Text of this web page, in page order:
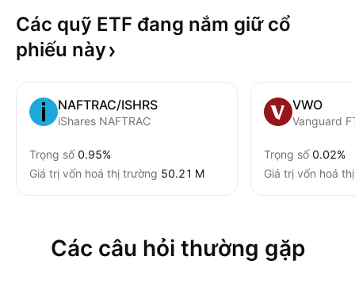
Các quỹ ETF đang nắm giữ cổ
phiếu này
NAFTRAC/ISHRS
iShares NAFTRAC
Trọng số 0.95%
Giá trị vốn hoá thị trường ‪50.21 M‬
VWO
Trọng số 0.02%
Giá trị vốn hoá
Các câu hỏi thường gặp